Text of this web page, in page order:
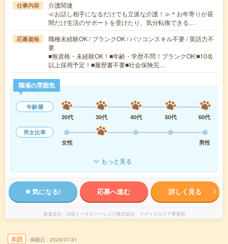
仕事内容
介護関連
≪お話し相手になるだけでも立派な介護！≫＊お年寄りが昼
間だけ生活のサポートを受けたり、気分転換できる…
応募資格
職種未経験OK / ブランクOK / パソコンスキル不要 / 英語力不
要
■無資格・未経験OK！■年齢・学歴不問！ブランクOK!■10名
以上採用予定！■履歴書不要■社会保険完…
職場の雰囲気
年齢層
20代
30代 40代 50代
60代
男女比率
女性
男性
もっと見る
気になる! 応募へ進む 詳しく見る
派遣会社 日研トータルソーシング株式会社 メディカルケア事業部
未読 掲載日 2026/07/31